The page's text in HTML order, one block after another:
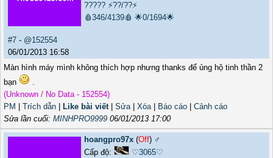
????? ⚡??/??⚡
🩸346/4139🩸 🌟0/1694🌟
#7 - @152554
06/01/2013 16:58
Màn hình máy mình không thích hợp nhưng thanks để ủng hộ tinh thần 2
bạn
.
(Unknown / No Data - 152554)
PM
Trích dẫn Like bài viết| Sửa| Xóa| Báo cáo
Cảnh cáo
Sửa lần cuối: MINHPRO9999 06/01/2013 17:00
hoangpro97x (Off) ♂️
Cấp độ:
♡3065♡